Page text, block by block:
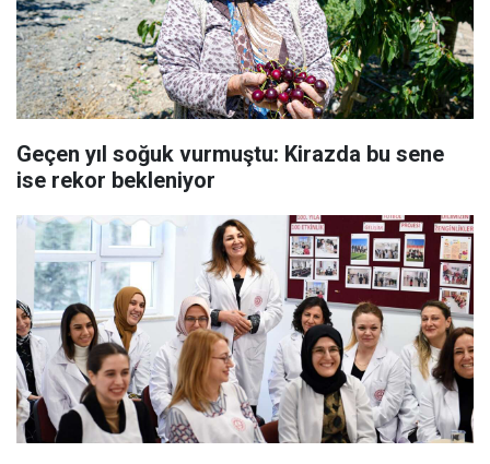
Geçen yıl soğuk vurmuştu: Kirazda bu sene
ise rekor bekleniyor